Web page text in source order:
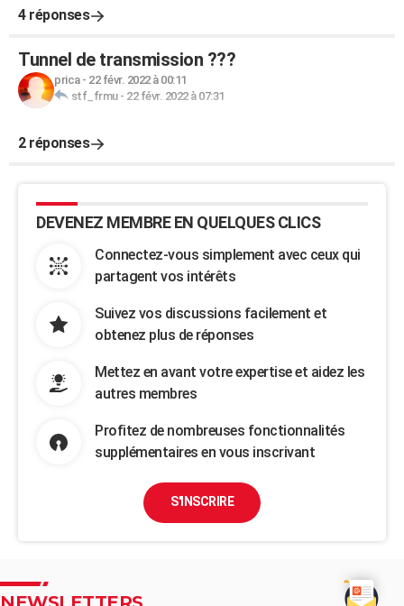
4 réponses
Tunnel de transmission ???
prica- 22 févr. 2022 à 00:11
stf_frmu- 22 févr. 2022 à 07:31
2 réponses
DEVENEZ MEMBRE EN QUELQUES CLICS
Connectez-vous simplement avec ceux qui
partagent vos intérêts
Suivez vos discussions facilement et
obtenez plus de réponses
Mettez en avant votre expertise et aidez les
autres membres
Profitez de nombreuses fonctionnalités
supplémentaires en vous inscrivant
S'INSCRIRE